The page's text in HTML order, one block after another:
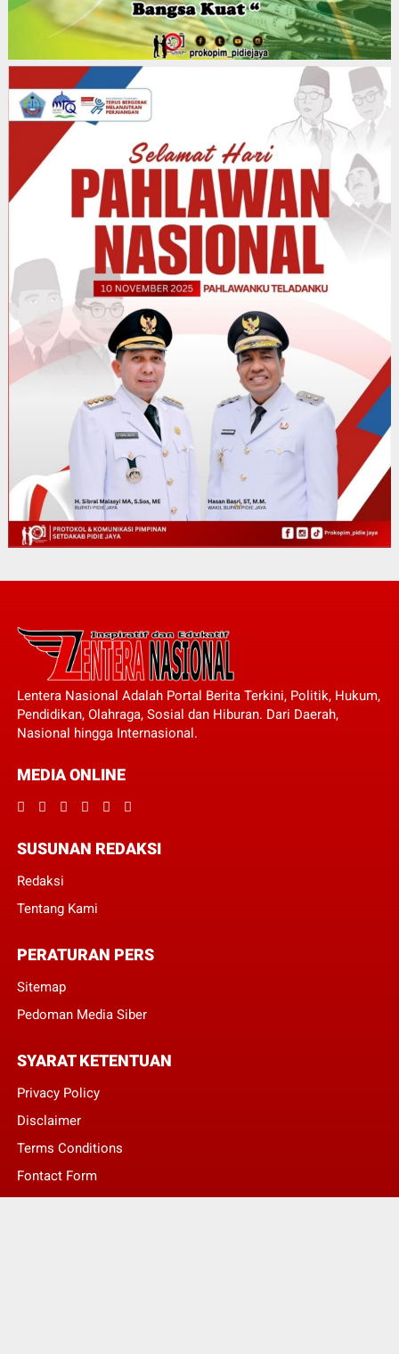
Lentera Nasional Adalah Portal Berita Terkini, Politik, Hukum,
Pendidikan, Olahraga, Sosial dan Hiburan. Dari Daerah,
Nasional hingga Internasional.
MEDIA ONLINE
SUSUNAN REDAKSI
Redaksi
Tentang Kami
PERATURAN PERS
Sitemap
Pedoman Media Siber
SYARAT KETENTUAN
Privacy Policy
Disclaimer
Terms Conditions
Fontact Form